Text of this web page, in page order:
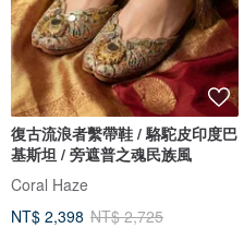
復古流浪者繫帶鞋 / 駱駝皮印度巴
基斯坦 / 旁遮普之魂民族風
Coral Haze
NT$ 2,398 NT$ 2,725